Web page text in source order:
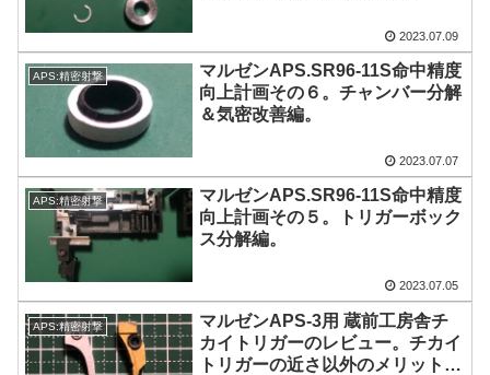
2023.07.09
APS:精密射撃
マルゼンAPS.SR96-11S命中精度
向上計画その６。チャンバー分解
＆気密改善編。
2023.07.07
APS:精密射撃
マルゼンAPS.SR96-11S命中精度
向上計画その５。トリガーボック
ス分解編。
2023.07.05
APS:精密射撃
マルゼンAPS-3用 蔵前工房舎チ
カイトリガーのレビュー。チカイ
トリガーの近さ以外のメリットと